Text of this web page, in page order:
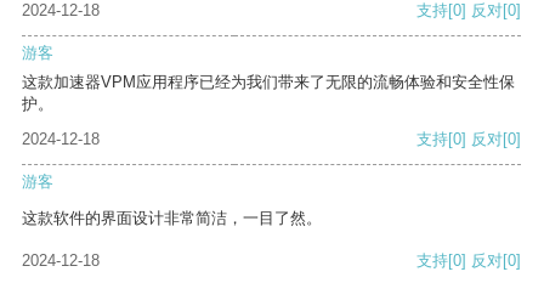
2024-12-18 支持[0] 反对[0]
游客
这款加速器VPM应用程序已经为我们带来了无限的流畅体验和安全性保
护。
2024-12-18
支持[0] 反对[0]
游客
这款软件的界面设计非常简洁，一目了然。
2024-12-18 支持[0] 反对[0]